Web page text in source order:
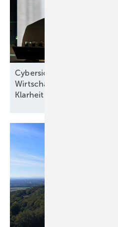
Cybersicherheit, Wärme,
Wirtschaftsministerin:
Klarheit“